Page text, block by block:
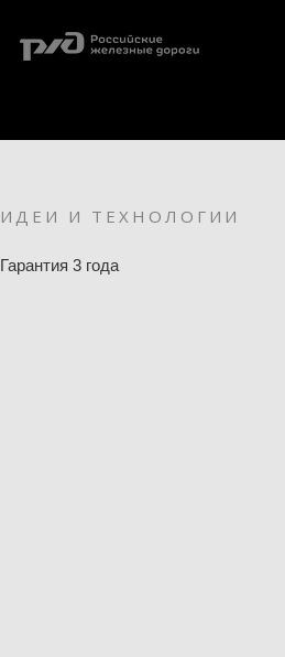
ИДЕИ И ТЕХНОЛОГИИ
Гарантия 3 года